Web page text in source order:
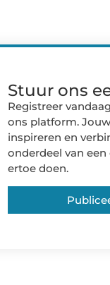
Stuur ons
Registreer
ons platform.
inspireren en
onderdeel van
ertoe doen.